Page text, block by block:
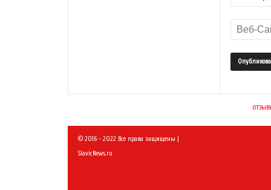
© 2016 - 2022 Все права защищены |
SlavicNews.ru